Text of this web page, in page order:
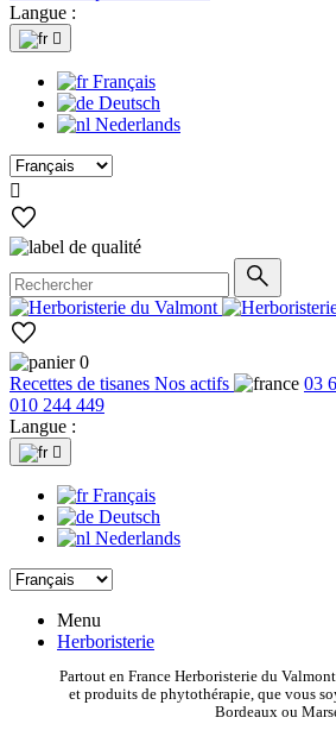
Langue :

Français
Deutsch
Nederlands

0
Recettes de tisanes Nos actifs
03
010 244 449
Langue :

Français
Deutsch
Nederlands
Menu
Herboristerie
Partout en France Herboristerie du
et produits de phytothérapie, que vous
Bordeaux ou